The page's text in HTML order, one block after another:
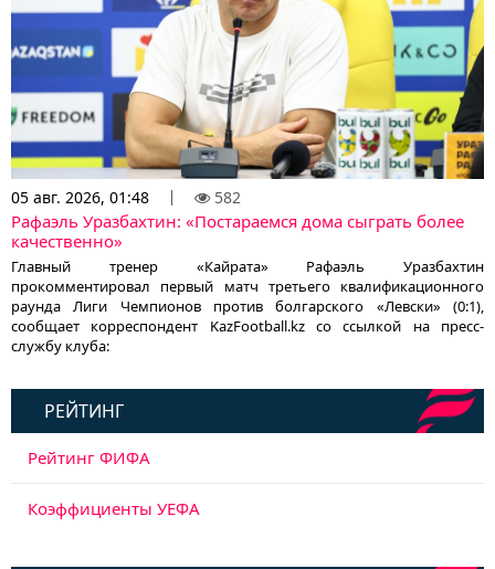
05 авг. 2026, 01:48 582
Рафаэль Уразбахтин: «Постараемся дома сыграть более
качественно»
Главный тренер «Кайрата» Рафаэль Уразбахтин
прокомментировал первый матч третьего квалификационного
раунда Лиги Чемпионов против болгарского «Левски» (0:1),
сообщает корреспондент KazFootball.kz со ссылкой на пресс-
службу клуба:
РЕЙТИНГ
Рейтинг ФИФА
Коэффициенты УЕФА